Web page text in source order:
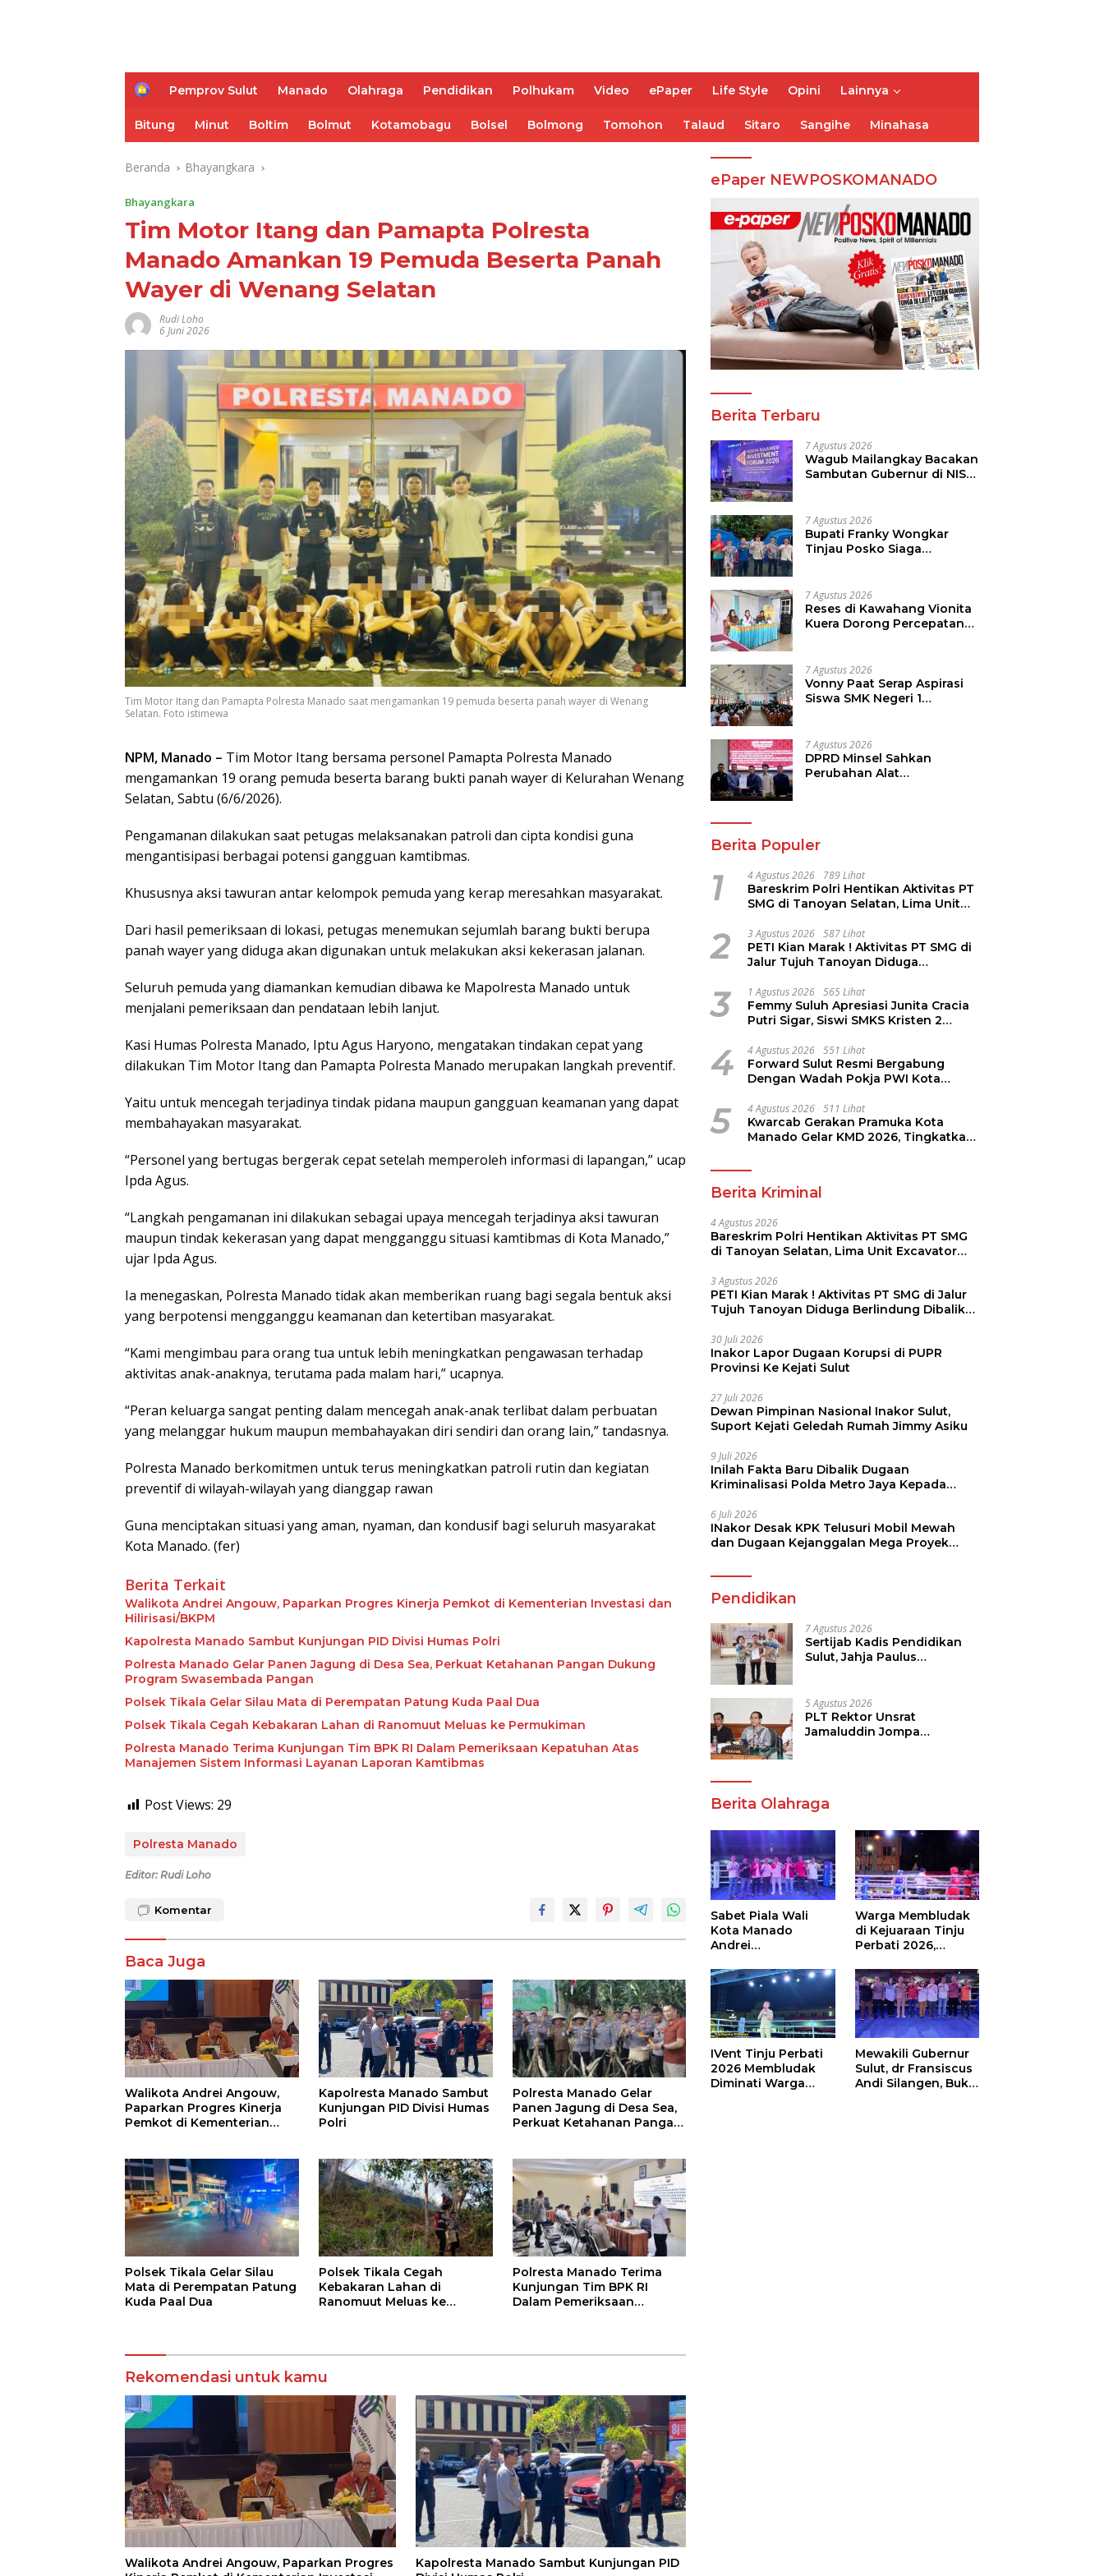
H
e
Pemprov Sulut Manado Olahraga Pendidikan Polhukam Video ePaper Life Style Opini Lainnya
Bitung Minut Boltim Bolmut Kotamobagu Bolsel Bolmong Tomohon Talaud Sitaro Sangihe Minahasa
Beranda Bhayangkara
Bhayangkara
Tim Motor Itang dan Pamapta Polresta
Manado Amankan 19 Pemuda Beserta Panah
Wayer di Wenang Selatan
Rudi Loho
6 Juni 2026
Tim Motor Itang dan Pamapta Polresta Manado saat mengamankan 19 pemuda beserta panah wayer di Wenang
Selatan. Foto istimewa
NPM, Manado – Tim Motor Itang bersama personel Pamapta Polresta Manado
mengamankan 19 orang pemuda beserta barang bukti panah wayer di Kelurahan Wenang
Selatan, Sabtu (6/6/2026).
Pengamanan dilakukan saat petugas melaksanakan patroli dan cipta kondisi guna
mengantisipasi berbagai potensi gangguan kamtibmas.
Khususnya aksi tawuran antar kelompok pemuda yang kerap meresahkan masyarakat.
Dari hasil pemeriksaan di lokasi, petugas menemukan sejumlah barang bukti berupa
panah wayer yang diduga akan digunakan untuk melakukan aksi kekerasan jalanan.
Seluruh pemuda yang diamankan kemudian dibawa ke Mapolresta Manado untuk
menjalani pemeriksaan dan pendataan lebih lanjut.
Kasi Humas Polresta Manado, Iptu Agus Haryono, mengatakan tindakan cepat yang
dilakukan Tim Motor Itang dan Pamapta Polresta Manado merupakan langkah preventif.
Yaitu untuk mencegah terjadinya tindak pidana maupun gangguan keamanan yang dapat
membahayakan masyarakat.
“Personel yang bertugas bergerak cepat setelah memperoleh informasi di lapangan,” ucap
Ipda Agus.
“Langkah pengamanan ini dilakukan sebagai upaya mencegah terjadinya aksi tawuran
maupun tindak kekerasan yang dapat mengganggu situasi kamtibmas di Kota Manado,”
ujar Ipda Agus.
Ia menegaskan, Polresta Manado tidak akan memberikan ruang bagi segala bentuk aksi
yang berpotensi mengganggu keamanan dan ketertiban masyarakat.
“Kami mengimbau para orang tua untuk lebih meningkatkan pengawasan terhadap
aktivitas anak-anaknya, terutama pada malam hari,” ucapnya.
“Peran keluarga sangat penting dalam mencegah anak-anak terlibat dalam perbuatan
yang melanggar hukum maupun membahayakan diri sendiri dan orang lain,” tandasnya.
Polresta Manado berkomitmen untuk terus meningkatkan patroli rutin dan kegiatan
preventif di wilayah-wilayah yang dianggap rawan
Guna menciptakan situasi yang aman, nyaman, dan kondusif bagi seluruh masyarakat
Kota Manado. (fer)
Berita Terkait
Walikota Andrei Angouw, Paparkan Progres Kinerja Pemkot di Kementerian Investasi dan
Hilirisasi/BKPM
Kapolresta Manado Sambut Kunjungan PID Divisi Humas Polri
Polresta Manado Gelar Panen Jagung di Desa Sea, Perkuat Ketahanan Pangan Dukung
Program Swasembada Pangan
Polsek Tikala Gelar Silau Mata di Perempatan Patung Kuda Paal Dua
Polsek Tikala Cegah Kebakaran Lahan di Ranomuut Meluas ke Permukiman
Polresta Manado Terima Kunjungan Tim BPK RI Dalam Pemeriksaan Kepatuhan Atas
Manajemen Sistem Informasi Layanan Laporan Kamtibmas
Post Views: 29
Polresta Manado
Editor: Rudi Loho
Komentar
Baca Juga
Walikota Andrei Angouw,
Paparkan Progres Kinerja
Pemkot di Kementerian
Kapolresta Manado Sambut
Kunjungan PID Divisi Humas
Polri
Polresta Manado Gelar
Panen Jagung di Desa Sea,
Perkuat Ketahanan Pangan
Polsek Tikala Gelar Silau
Mata di Perempatan Patung
Kuda Paal Dua
Polsek Tikala Cegah
Kebakaran Lahan di
Ranomuut Meluas ke
Polresta Manado Terima
Kunjungan Tim BPK RI
Dalam Pemeriksaan
Rekomendasi untuk kamu
Walikota Andrei Angouw, Paparkan Progres
Kapolresta Manado Sambut Kunjungan PID
ePaper NEWPOSKOMANADO
Berita Terbaru
7 Agustus 2026
Wagub Mailangkay Bacakan
Sambutan Gubernur di NISF
Hilirisasi Kelapa ke Investor
7 Agustus 2026
Bupati Franky Wongkar
Tinjau Posko Siaga
Musim Kemarau
7 Agustus 2026
Reses di Kawahang Vionita
Kuera Dorong Percepatan
7 Agustus 2026
Vonny Paat Serap Aspirasi
Siswa SMK Negeri 1
7 Agustus 2026
DPRD Minsel Sahkan
Perubahan Alat
Berita Populer
1 4 Agustus 2026 789 Lihat
Bareskrim Polri Hentikan Aktivitas PT
SMG di Tanoyan Selatan, Lima Unit
2 3 Agustus 2026 587 Lihat
PETI Kian Marak ! Aktivitas PT SMG di
Jalur Tujuh Tanoyan Diduga
3 1 Agustus 2026 565 Lihat
Femmy Suluh Apresiasi Junita Cracia
Putri Sigar, Siswi SMKS Kristen 2
Dikmen Nasional 2026
4 4 Agustus 2026 551 Lihat
Forward Sulut Resmi Bergabung
Dengan Wadah Pokja PWI Kota
5 4 Agustus 2026 511 Lihat
Kwarcab Gerakan Pramuka Kota
Manado Gelar KMD 2026, Tingkatkan
Pramuka
Berita Kriminal
4 Agustus 2026
Bareskrim Polri Hentikan Aktivitas PT SMG
di Tanoyan Selatan, Lima Unit Excavator
3 Agustus 2026
PETI Kian Marak ! Aktivitas PT SMG di Jalur
Tujuh Tanoyan Diduga Berlindung Dibalik
30 Juli 2026
Inakor Lapor Dugaan Korupsi di PUPR
Provinsi Ke Kejati Sulut
27 Juli 2026
Dewan Pimpinan Nasional Inakor Sulut,
Suport Kejati Geledah Rumah Jimmy Asiku
9 Juli 2026
Inilah Fakta Baru Dibalik Dugaan
Kriminalisasi Polda Metro Jaya Kepada
6 Juli 2026
INakor Desak KPK Telusuri Mobil Mewah
dan Dugaan Kejanggalan Mega Proyek
Pendidikan
7 Agustus 2026
Sertijab Kadis Pendidikan
Sulut, Jahja Paulus
Pendidikan
5 Agustus 2026
PLT Rektor Unsrat
Jamaluddin Jompa
Berita Olahraga
Sabet Piala Wali
Kota Manado
Andrei
Boxing Camp Juara
Umum Tinju Perbati
2026
Warga Membludak
di Kejuaraan Tinju
Perbati 2026,
Piala Wali Kota
IVent Tinju Perbati
2026 Membludak
Diminati Warga
Mewakili Gubernur
Sulut, dr Fransiscus
Andi Silangen, Buka